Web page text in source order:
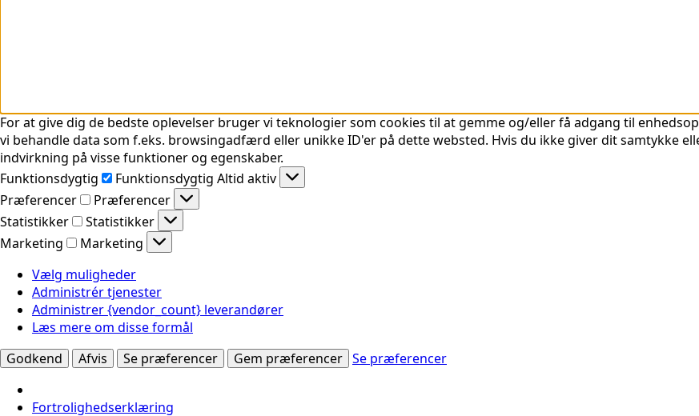
For at give dig de bedste oplevelser bruger vi teknologier som cookies til at gemme og/eller få adgang til
vi behandle data som f.eks. browsingadfærd eller unikke ID'er på dette websted. Hvis du ikke giver dit samtykke
indvirkning på visse funktioner og egenskaber.
Funktionsdygtig
Funktionsdygtig Altid aktiv
Præferencer
Præferencer
Statistikker
Statistikker
Marketing
Marketing
Vælg muligheder
Administrér tjenester
Administrer {vendor_count} leverandører
Læs mere om disse formål
Godkend
Afvis Se præferencer Gem præferencer Se præferencer
Fortrolighedserklæring